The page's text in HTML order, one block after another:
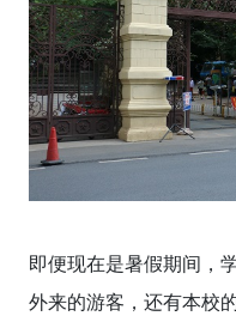
即便现在是暑假期间，
外来的游客，还有本校